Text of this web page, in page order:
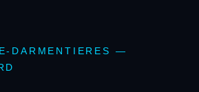
DARMENTIERES —